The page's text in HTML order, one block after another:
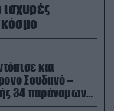
ισχυρές
κόσμο
και
Σουδανό –
34 παράνομων